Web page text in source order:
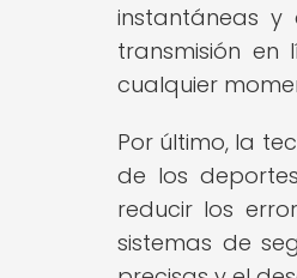
instantáneas y
transmisión
cualquier
Por último, la
de los
reducir los
sistemas de